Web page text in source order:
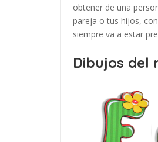
obtener de una
pareja o tus hijos,
siempre va a estar
Dibujos del